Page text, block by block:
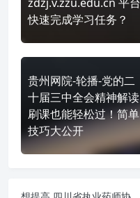
快速完成学习任务？
贵州网院-轮播-党的二
十届三中全会精神解读
刷课也能轻松过！简单
技巧大公开